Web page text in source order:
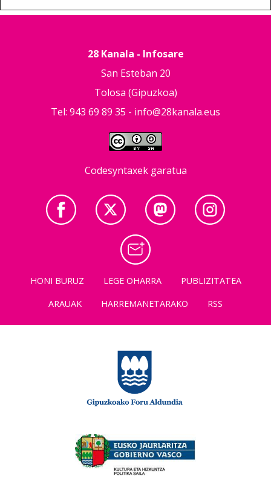
28 Kanala - Infosare
San Esteban 20
Tolosa (Gipuzkoa)
Tel: 943 69 89 35 - info@28kanala.eus
Codesyntaxek garatua
HONI BURUZ LEGE OHARRA
PUBLIZITATEA
ARAUAK
HARREMANETARAKO RSS